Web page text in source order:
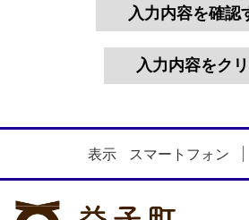
表示 スマートフォン